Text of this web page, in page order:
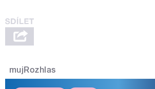
mujRozhlas